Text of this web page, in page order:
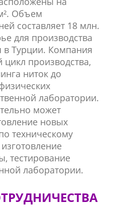
Объем
составляет 18 млн.
для производства
в Турции. Компания
производства,
ниток до
лаборатории.
может
новых
техническому
тестирование
лаборатории.